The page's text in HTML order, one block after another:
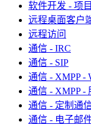
软件开发 - 项
远程桌面客户
远程访问
通信 - IRC
通信 - SIP
通信 - XMPP -
通信 - XMPP -
通信 - 定制通
通信 - 电子邮